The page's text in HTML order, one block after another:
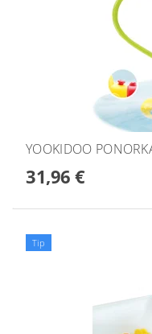
YOOKIDOO
31,96 €
Tip